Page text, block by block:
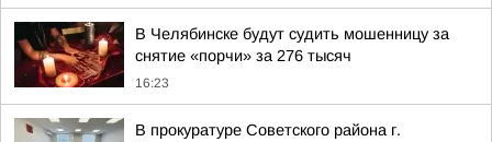
В Челябинске будут судить мошенницу за
снятие «порчи» за 276 тысяч
16:23
В прокуратуре Советского района г.